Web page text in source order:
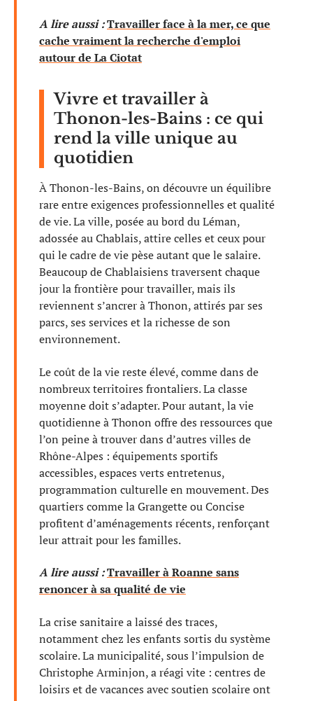
A lire aussi :Travailler face à la mer, ce que
cache vraiment la recherche d'emploi
autour de La Ciotat
Vivre et travailler à
Thonon-les-Bains : ce qui
rend la ville unique au
quotidien
À Thonon-les-Bains, on découvre un équilibre
rare entre exigences professionnelles et qualité
de vie. La ville, posée au bord du Léman,
adossée au Chablais, attire celles et ceux pour
qui le cadre de vie pèse autant que le salaire.
Beaucoup de Chablaisiens traversent chaque
jour la frontière pour travailler, mais ils
reviennent s’ancrer à Thonon, attirés par ses
parcs, ses services et la richesse de son
environnement.
Le coût de la vie reste élevé, comme dans de
nombreux territoires frontaliers. La classe
moyenne doit s’adapter. Pour autant, la vie
quotidienne à Thonon offre des ressources que
l’on peine à trouver dans d’autres villes de
Rhône-Alpes : équipements sportifs
accessibles, espaces verts entretenus,
programmation culturelle en mouvement. Des
quartiers comme la Grangette ou Concise
profitent d’aménagements récents, renforçant
leur attrait pour les familles.
A lire aussi :Travailler à Roanne sans
renoncer à sa qualité de vie
La crise sanitaire a laissé des traces,
notamment chez les enfants sortis du système
scolaire. La municipalité, sous l’impulsion de
Christophe Arminjon, a réagi vite : centres de
loisirs et de vacances avec soutien scolaire ont